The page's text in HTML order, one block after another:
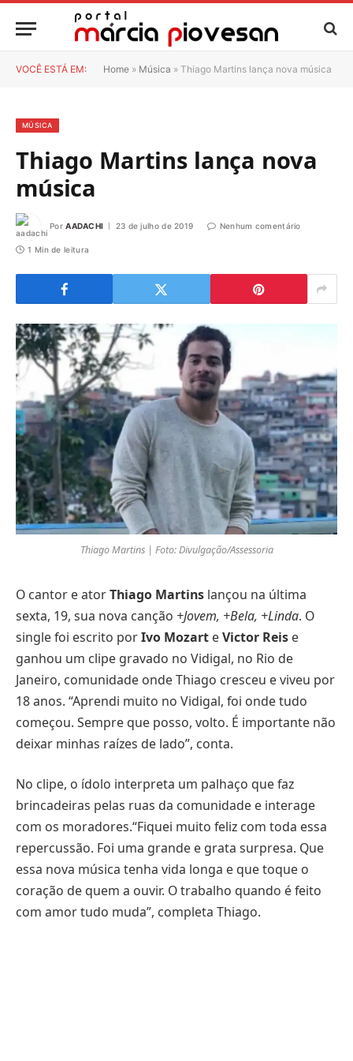
VOCÊ ESTÁ EM: Home » Música » Thiago Martins lança nova música
MÚSICA
Thiago Martins lança nova
música
Por AADACHI 23 de julho de 2019 Nenhum comentário
1 Min de leitura
Thiago Martins | Foto: Divulgação/Assessoria
O cantor e atorThiago Martins lançou na última
sexta, 19, sua nova canção +Jovem, +Bela, +Linda. O
single foi escrito porIvo Mozart eVictor Reis e
ganhou um clipe gravado no Vidigal, no Rio de
Janeiro, comunidade onde Thiago cresceu e viveu por
18 anos. “Aprendi muito no Vidigal, foi onde tudo
começou. Sempre que posso, volto. É importante não
deixar minhas raízes de lado”, conta.
No clipe, o ídolo interpreta um palhaço que faz
brincadeiras pelas ruas da comunidade e interage
com os moradores.“Fiquei muito feliz com toda essa
repercussão. Foi uma grande e grata surpresa. Que
essa nova música tenha vida longa e que toque o
coração de quem a ouvir. O trabalho quando é feito
com amor tudo muda”, completa Thiago.